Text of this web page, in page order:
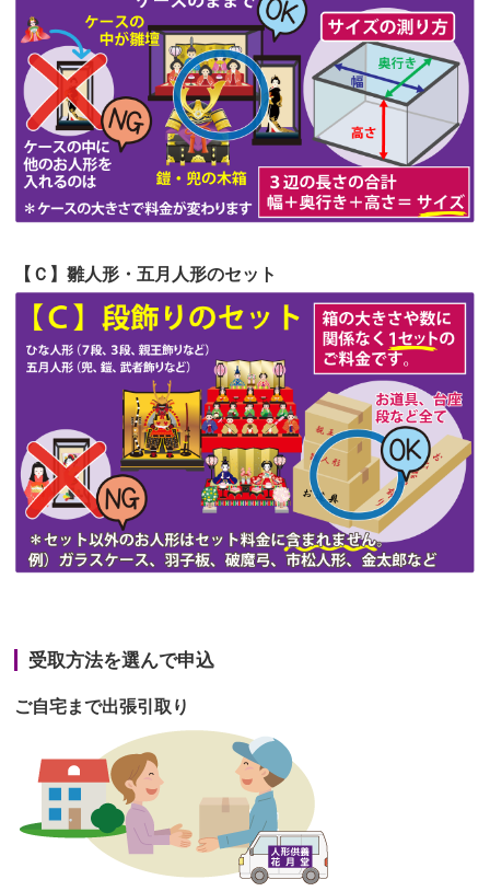
第54回人形供養祭令和4年8月1日(月)
第53回人形供養祭令和4年7月1日(金)
第52回人形供養祭令和4年5月17日(火)
第51回人形供養祭令和4年4月18日(月)
第50回人形供養祭令和4年3月15日(火)
第49回人形供養祭令和4年1月17日(月)
第48回人形供養祭令和3年12月3日(金)
第47回人形供養祭 令和3年10月11日(月)
第46回人形供養祭 令和3年9月13日(月)
第45回人形供養祭令和3年7月12日(月)
第44回人形供養祭令和3年6月3日(木)
第43回人形供養祭令和3年4月23日(金)
第39回人形供養祭令和2年10月22日(木)
第38回人形供養祭 令和2年8月26日(水)
第37回人形供養祭 令和2年6月8日(月)
第36回人形供養祭 令和2年4月16日(木)
【Ｃ】雛人形・五月人形のセット
受取方法を選んで申込
ご自宅まで出張引取り